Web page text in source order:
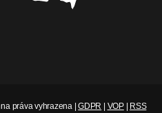
práva vyhrazena |GDPR | VOP| RSS